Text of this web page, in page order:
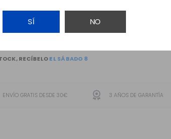
SÍ NO
RECÍBELO
ENVÍO GRATIS DESDE 30€ 3 AÑOS DE GARANTÍA